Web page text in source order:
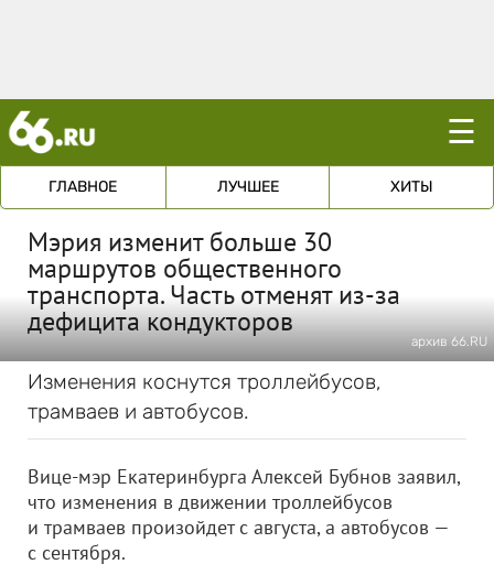
☰
ГЛАВНОЕ ЛУЧШЕЕ ХИТЫ
Мэрия изменит больше 30
маршрутов общественного
транспорта. Часть отменят из-за
дефицита кондукторов
архив 66.RU
Изменения коснутся троллейбусов,
трамваев и автобусов.
Вице-мэр Екатеринбурга Алексей Бубнов заявил,
что изменения в движении троллейбусов
и трамваев произойдет с августа, а автобусов —
с сентября.